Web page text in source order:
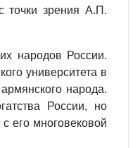
точки зрения А.П.
народов России.
университета в
народа.
России, но
его многовековой